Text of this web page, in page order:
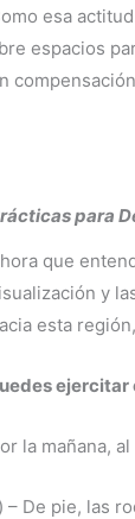
esa
espacios
para
que
y
esta
ejercitar
la mañana,
– De pie, las